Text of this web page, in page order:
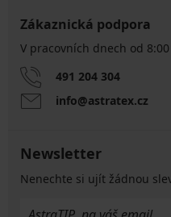
Zákaznická podpora
V pracovních dnech od
491 204 304
info@astratex.cz
Newsletter
Nenechte si ujít žádnou